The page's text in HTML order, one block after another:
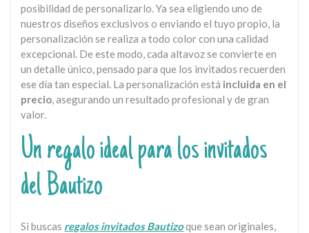
posibilidad de personalizarlo. Ya sea eligiendo uno de
nuestros diseños exclusivos o enviando el tuyo propio, la
personalización se realiza a todo color con una calidad
excepcional. De este modo, cada altavoz se convierte en
un detalle único, pensado para que los invitados recuerden
ese día tan especial. La personalización está incluida en el
precio, asegurando un resultado profesional y de gran
valor.
Un regalo ideal para los invitados
del Bautizo
Si buscas regalos invitados Bautizoque sean originales,